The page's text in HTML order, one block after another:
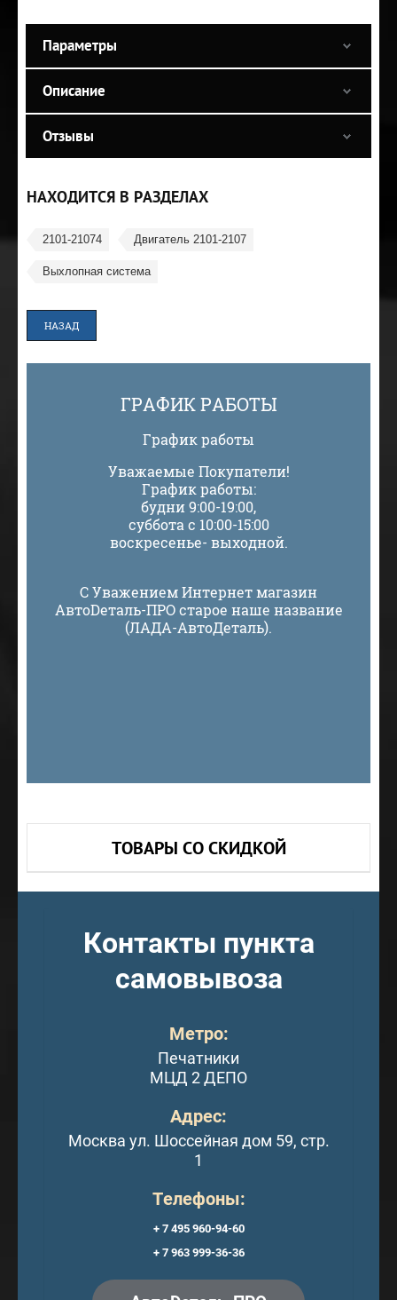
Параметры
Описание
Отзывы
НАХОДИТСЯ В РАЗДЕЛАХ
2101-21074 Двигатель 2101-2107
Выхлопная система
НАЗАД
ГРАФИК РАБОТЫ
График работы
Уважаемые Покупатели!
График работы:
будни 9:00-19:00,
суббота с 10:00-15:00
воскресенье- выходной.
С Уважением Интернет магазин
АвтоDеталь-ПРО старое наше название
(ЛАДА-АвтоДеталь).
ТОВАРЫ СО СКИДКОЙ
Контакты пункта
самовывоза
Метро:
Печатники
МЦД 2 ДЕПО
Адрес:
Москва ул. Шоссейная дом 59, стр.
1
Телефоны:
+ 7 495 960-94-60
+ 7 963 999-36-36